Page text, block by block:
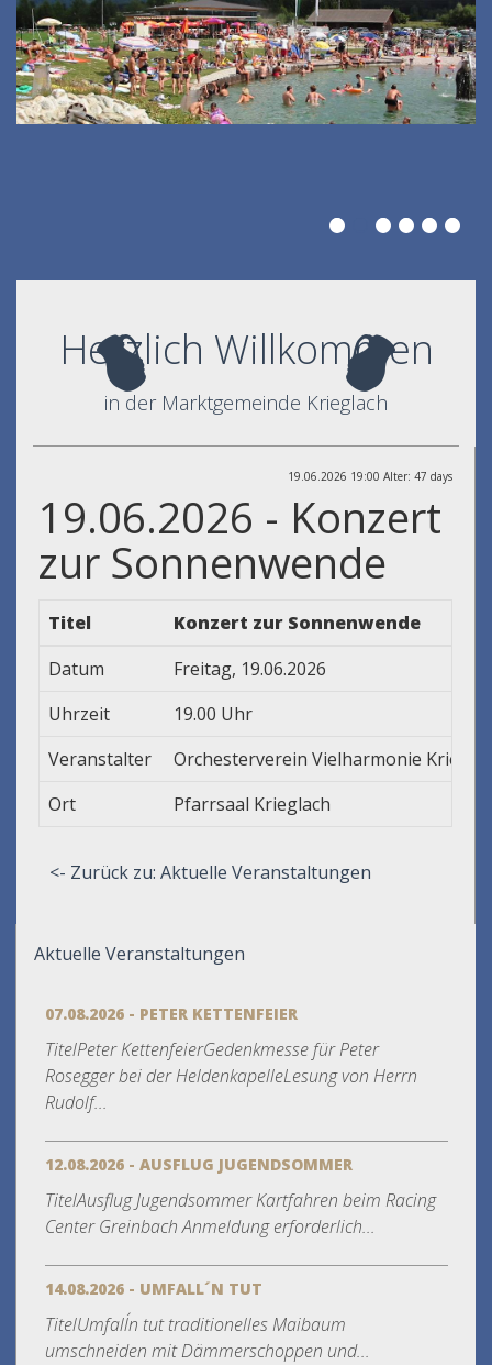
Herzlich Willkommen
in der Marktgemeinde Krieglach
19.06.2026 19:00 Alter: 47 days
19.06.2026 - Konzert
zur Sonnenwende
Titel
Konzert zur Sonnenwende
Datum
Freitag, 19.06.2026
Uhrzeit
19.00 Uhr
Veranstalter
Orchesterverein Vielharmonie
Ort
Pfarrsaal Krieglach
<- Zurück zu: Aktuelle Veranstaltungen
Aktuelle Veranstaltungen
07.08.2026 - PETER KETTENFEIER
TitelPeter KettenfeierGedenkmesse für Peter
Rosegger bei der HeldenkapelleLesung von Herrn
Rudolf...
12.08.2026 - AUSFLUG JUGENDSOMMER
TitelAusflug Jugendsommer Kartfahren beim Racing
Center Greinbach Anmeldung erforderlich...
14.08.2026 - UMFALL´N TUT
TitelUmfall´n tut traditionelles Maibaum
umschneiden mit Dämmerschoppen und...